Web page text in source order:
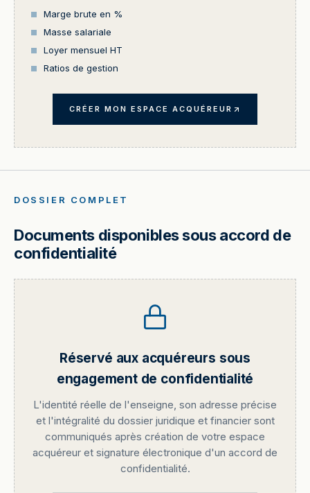
Marge brute en %
Masse salariale
Loyer mensuel HT
Ratios de gestion
CRÉER MON ESPACE ACQUÉREUR
DOSSIER COMPLET
Documents disponibles sous accord de
confidentialité
Réservé aux acquéreurs sous
engagement de confidentialité
L'identité réelle de l'enseigne, son adresse précise
et l'intégralité du dossier juridique et financier sont
communiqués après création de votre espace
acquéreur et signature électronique d'un accord de
confidentialité.